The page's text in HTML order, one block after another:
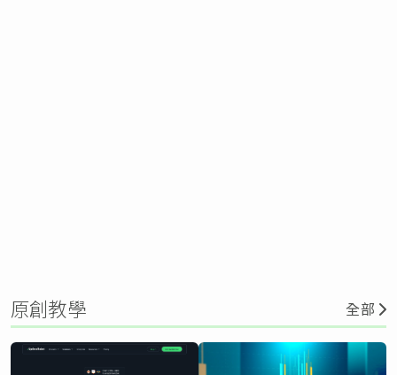
原創教學 全部